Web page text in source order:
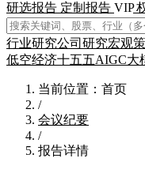
研选报告 定制报告 VIP
行业研究公司研究宏观
低空经济十五五AIGC大
当前位置：首页
/
会议纪要
/
报告详情